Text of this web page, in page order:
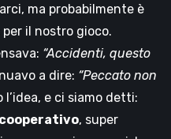
ma probabilmente è
il nostro gioco.
“Accidenti, questo
a dire: “Peccato non
l’idea, e ci siamo detti:
, super